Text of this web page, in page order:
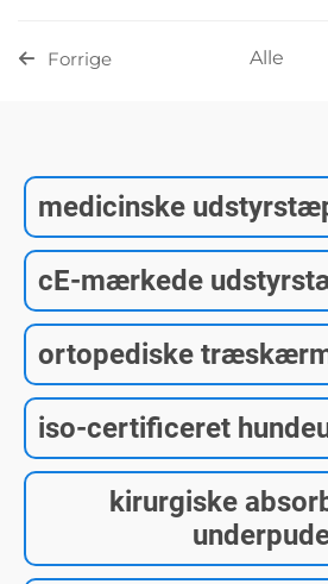
Forrige Alle
medicinske
cE-mærkede
ortopediske
iso-certificeret
kirurgiske